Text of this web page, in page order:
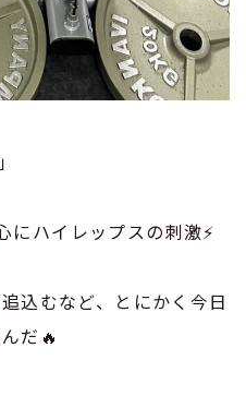
ハイレップスの刺激⚡️
込むなど、とにかく今日
だ🔥